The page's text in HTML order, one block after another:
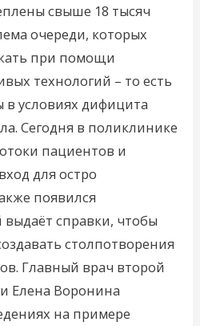
свыше 18 тысяч
очереди, которых
при помощи
технологий – то есть
условиях дифицита
Сегодня в поликлинике
пациентов и
для остро
появился
справки, чтобы
столпотворения
Главный врач второй
Елена Воронина
на примере